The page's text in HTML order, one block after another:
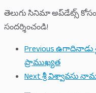
తెలుగు సినిమా అప్‌డేట్స్ కోసం
సందర్శించండి!
Previousఉగాదినాడు
ప్రాముఖ్యత
Nextశ్రీ విశ్వావసు